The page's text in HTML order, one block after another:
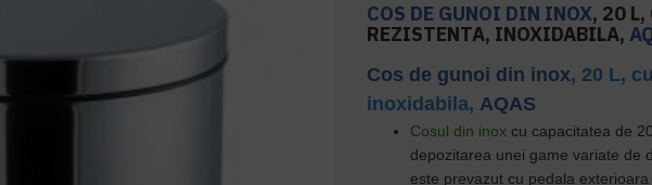
COS DE GUNOI DIN INOX, 20 L,
REZISTENTA, INOXIDABILA,
Cos de gunoi din inox, 20 L,
inoxidabila, AQAS
Cosul din inox cu capacitatea de
depozitarea unei game variate de
este prevazut cu pedala